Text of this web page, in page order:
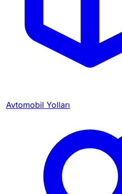
Avtomobil Yolları